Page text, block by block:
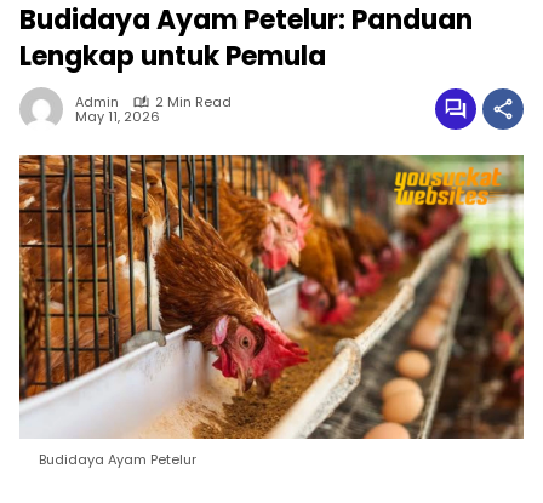
Budidaya Ayam Petelur: Panduan
Lengkap untuk Pemula
Admin 2 Min Read
May 11, 2026
Budidaya Ayam Petelur